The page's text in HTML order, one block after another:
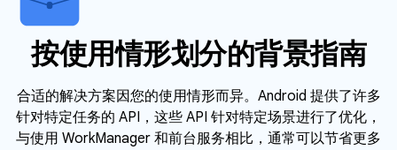
按使用情形划分的背景指南
合适的解决方案因您的使用情形而异。Android 提供了许多
针对特定任务的 API，这些 API 针对特定场景进行了优化，
与使用 WorkManager 和前台服务相比，通常可以节省更多